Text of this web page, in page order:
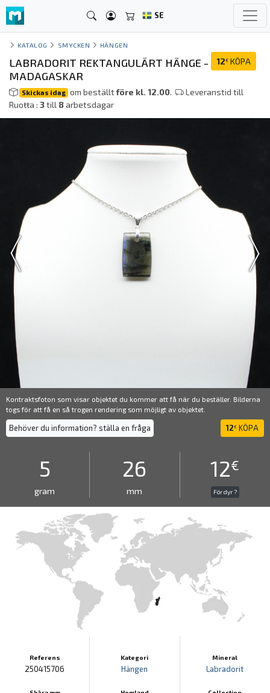
SE
KATALOG SMYCKEN HÄNGEN
12€ KÖPA
LABRADORIT REKTANGULÄRT HÄNGE -
MADAGASKAR
Skickas idag om beställtföre kl. 12.00.
Leveranstid till
Ruoŧŧa : 3till 8arbetsdagar
Kontraktsfoton som visar objektet du kommer att få när du beställer. Bilderna
togs för att få en så trogen rendering som möjligt av objektet.
Behöver du information? ställa en fråga 12€ KÖPA
5
gram
26
mm
12€
För dyr ?
Referens
250415706
Kategori
Hängen
Mineral
Labradorit